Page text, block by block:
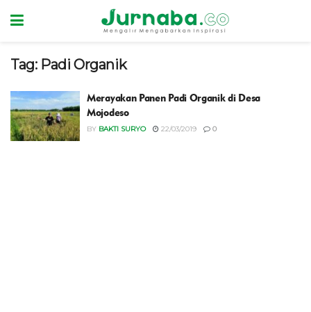
Tag: Padi Organik
Merayakan Panen Padi Organik di Desa
Mojodeso
BY BAKTI SURYO 22/03/2019 0